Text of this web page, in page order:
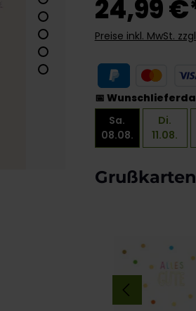
24,99
Preise inkl. MwSt.
📅
Sa.
08.08.
Di.
11.08.
Produktgalerie
Grußkarten